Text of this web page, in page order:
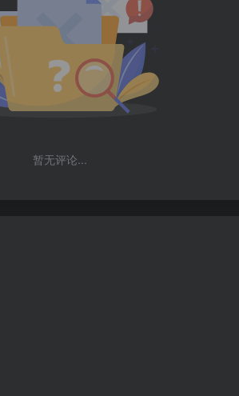
暂无评论...